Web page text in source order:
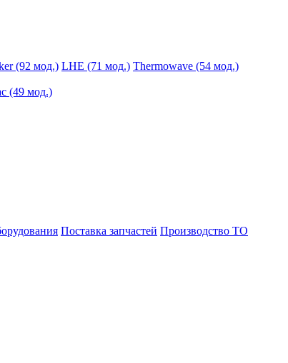
(92 мод.) LHE (71 мод.) Thermowave (54 мод.)
(49 мод.)
Поставка запчастей Производство ТО